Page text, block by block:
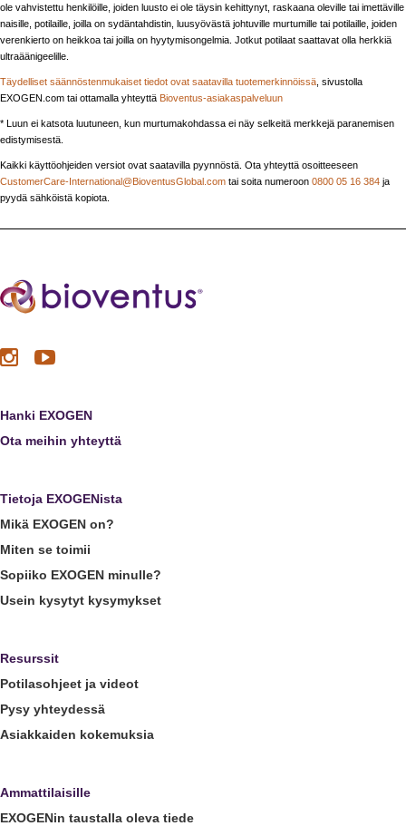
ole vahvistettu henkilöille, joiden luusto ei ole täysin kehittynyt, raskaana oleville tai imettäville
naisille, potilaille, joilla on sydäntahdistin, luusyövästä johtuville murtumille tai potilaille, joiden
verenkierto on heikkoa tai joilla on hyytymisongelmia. Jotkut potilaat saattavat olla herkkiä
ultraäänigeelille.
Täydelliset säännöstenmukaiset tiedot ovat saatavilla tuotemerkinnöissä , sivustolla
EXOGEN.com tai ottamalla yhteyttä Bioventus-asiakaspalveluun
* Luun ei katsota luutuneen, kun murtumakohdassa ei näy selkeitä merkkejä paranemisen
edistymisestä.
Kaikki käyttöohjeiden versiot ovat saatavilla pyynnöstä. Ota yhteyttä osoitteeseen
CustomerCare-International@BioventusGlobal.com tai soita numeroon 0800 05 16 384 ja
pyydä sähköistä kopiota.
Hanki EXOGEN
Ota meihin yhteyttä
Tietoja EXOGENista
Mikä EXOGEN on?
Miten se toimii
Sopiiko EXOGEN minulle?
Usein kysytyt kysymykset
Resurssit
Potilasohjeet ja videot
Pysy yhteydessä
Asiakkaiden kokemuksia
Ammattilaisille
EXOGENin taustalla oleva tiede